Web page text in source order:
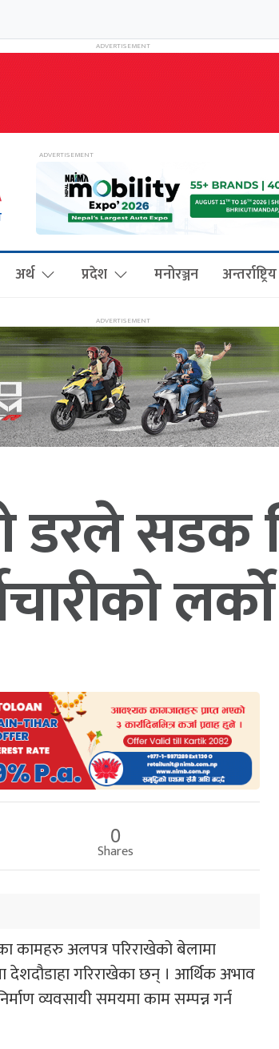
अर्थ प्रदेश मनोरञ्जन अन्तर्राष्ट्रिय
डरले सडक
लर्को
0
Shares
कामहरु अलपत्र परिराखेको बेलामा
देशदौडाहा गरिराखेका छन् । आर्थिक अभाव
व्यवसायी समयमा काम सम्पन्न गर्न